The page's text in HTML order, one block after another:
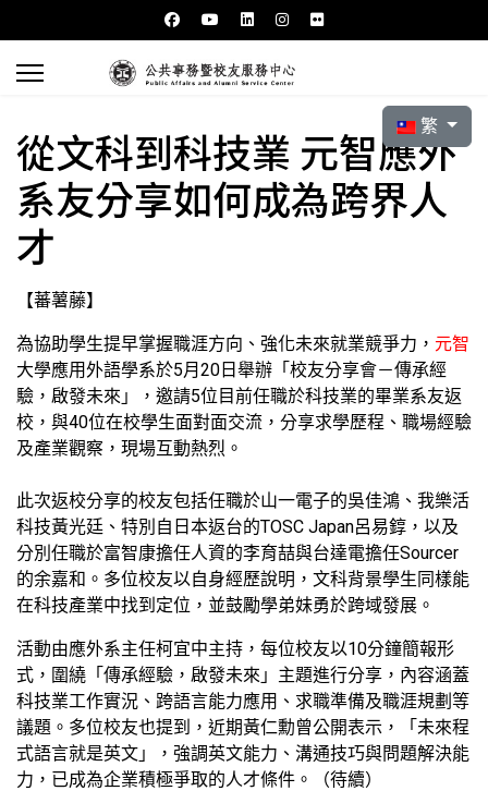
選擇你的語言
繁
從文科到科技業 元智應外
系友分享如何成為跨界人
才
【蕃薯藤】
為協助學生提早掌握職涯方向、強化未來就業競爭力， 元智
大學應用外語學系於5月20日舉辦「校友分享會－傳承經
驗，啟發未來」，邀請5位目前任職於科技業的畢業系友返
校，與40位在校學生面對面交流，分享求學歷程、職場經驗
及產業觀察，現場互動熱烈。
此次返校分享的校友包括任職於山一電子的吳佳鴻、我樂活
科技黃光廷、特別自日本返台的TOSC Japan呂易錞，以及
分別任職於富智康擔任人資的李育喆與台達電擔任Sourcer
的余嘉和。多位校友以自身經歷說明，文科背景學生同樣能
在科技產業中找到定位，並鼓勵學弟妹勇於跨域發展。
活動由應外系主任柯宜中主持，每位校友以10分鐘簡報形
式，圍繞「傳承經驗，啟發未來」主題進行分享，內容涵蓋
科技業工作實況、跨語言能力應用、求職準備及職涯規劃等
議題。多位校友也提到，近期黃仁勳曾公開表示，「未來程
式語言就是英文」，強調英文能力、溝通技巧與問題解決能
力，已成為企業積極爭取的人才條件。（待續）